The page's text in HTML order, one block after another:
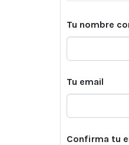
Tu nombre
Tu email
Confirma tu